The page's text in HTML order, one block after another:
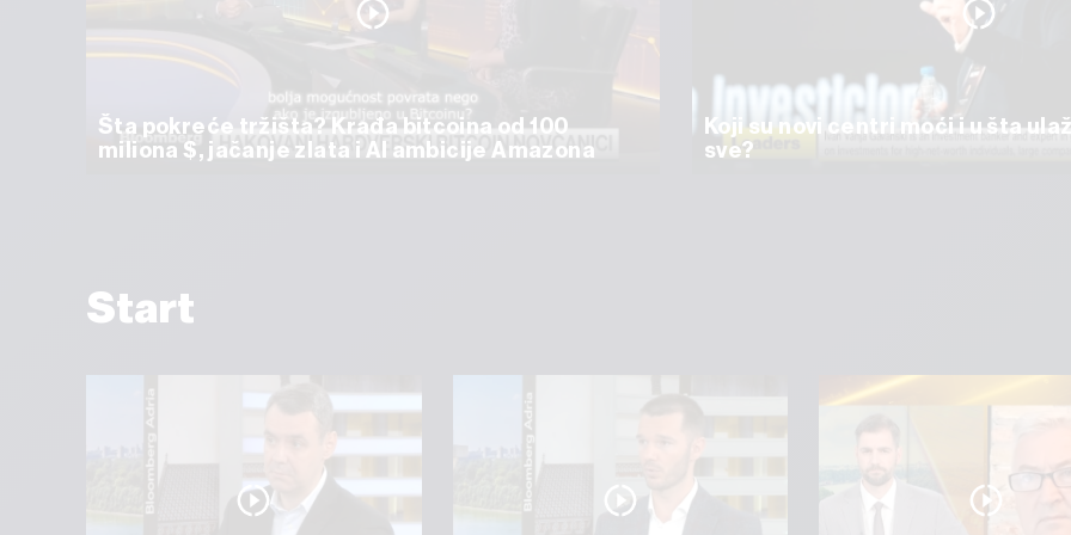
Šta pokreće tržišta? Krađa bitcoina od 100
miliona $, jačanje zlata i AI ambicije Amazona
Koji su novi centri moći i u šta
sve?
Start